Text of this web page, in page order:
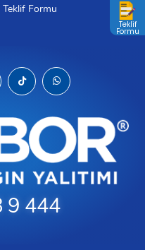
Teklif Formu
9 444
Teklif
Formu